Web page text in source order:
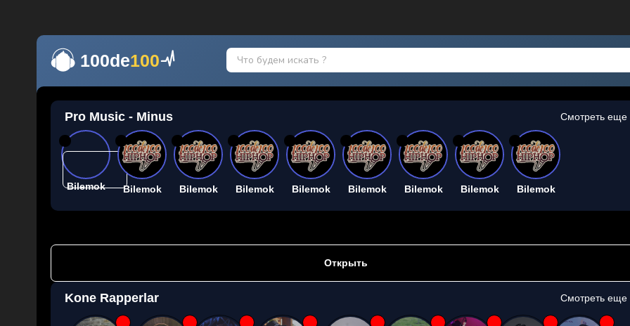
100de100
Pro Music - Minus Смотреть еще
Bilemok Bilemok Bilemok Bilemok Bilemok Bilemok Bilemok Bilemok Bilemok
Открыть
Kone Rapperlar Смотреть еще